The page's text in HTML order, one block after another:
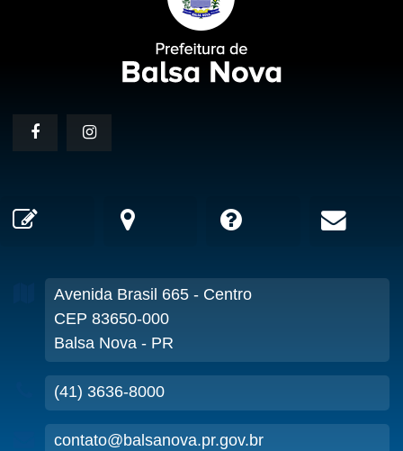
Avenida Brasil 665 - Centro
CEP 83650-000
Balsa Nova - PR
(41) 3636-8000
contato@balsanova.pr.gov.br